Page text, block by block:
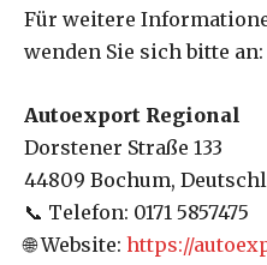
Für weitere
wenden Sie sich bitte an:
Autoexport Regional
Dorstener Straße 133
44809 Bochum,
📞 Telefon: 0171 5857475
🌐 Website: https://